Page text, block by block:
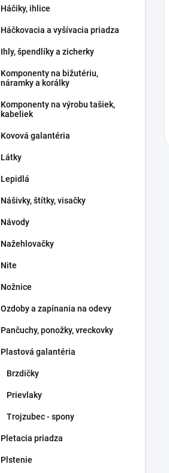
Háčiky, ihlice
Háčkovacia a vyšívacia priadza
Ihly, špendlíky a zicherky
Komponenty na bižutériu,
náramky a korálky
Komponenty na výrobu tašiek,
kabeliek
Kovová galantéria
Látky
Lepidlá
Nášivky, štítky, visačky
Návody
Nažehlovačky
Nite
Nožnice
Ozdoby a zapínania na odevy
Pančuchy, ponožky, vreckovky
Plastová galantéria
Brzdičky
Prievlaky
Trojzubec - spony
Pletacia priadza
Plstenie